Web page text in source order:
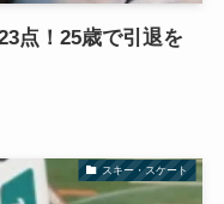
点！25歳で引退を
スキー・スケート